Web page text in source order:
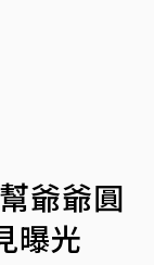
爺爺圓
曝光